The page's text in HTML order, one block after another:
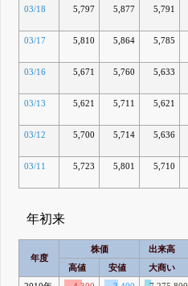
03/18 5,797 5,877 5,791
03/17 5,810 5,864 5,785
03/16 5,671 5,760 5,633
03/13 5,621 5,711 5,621
03/12 5,700 5,714 5,636
03/11 5,723 5,801 5,710
年初来
年度
株価 出来高
高値
安値 大商い